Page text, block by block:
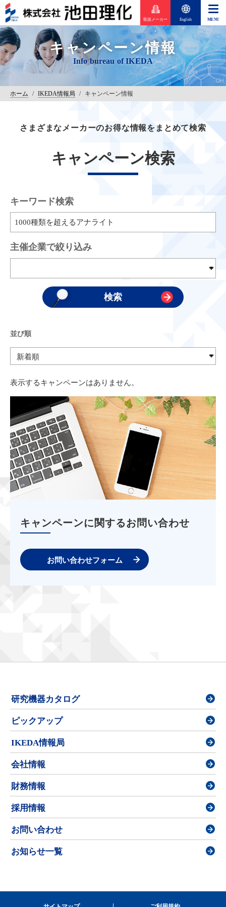
取扱メーカー English
キャンペーン情報
ホーム / IKEDA情報局 / キャンペーン情報
さまざまなメーカーのお得な情報をまとめて検索
キャンペーン検索
キーワード検索
主催企業で絞り込み
並び順
表示するキャンペーンはありません。
キャンペーンに関するお問い合わせ
お問い合わせフォーム
研究機器カタログ
ピックアップ
IKEDA情報局
会社情報
財務情報
採用情報
お問い合わせ
お知らせ一覧